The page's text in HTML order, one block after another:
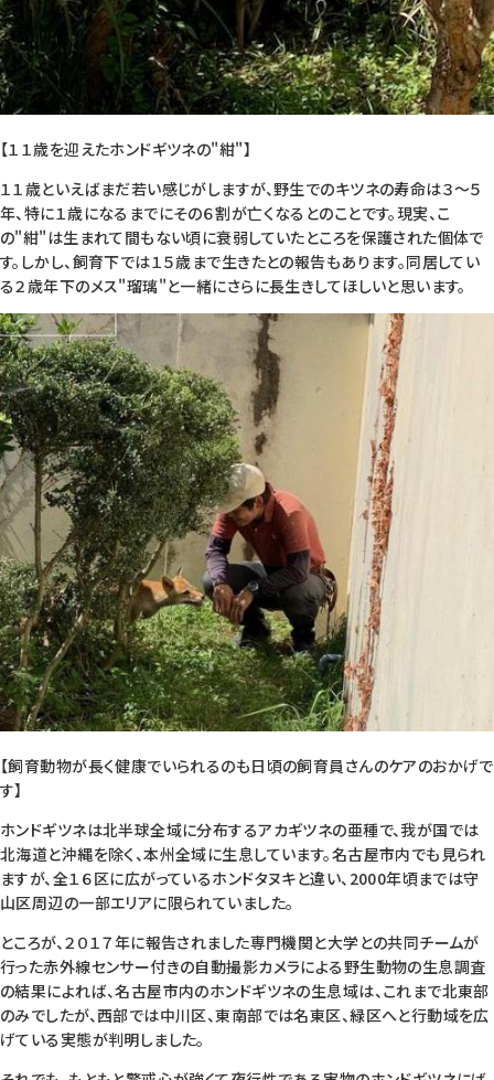
【１１歳を迎えたホンドギツネの"紺"】
１１歳といえばまだ若い感じがしますが、野生でのキツネの寿命は３～５
年、特に１歳になるまでにその６割が亡くなるとのことです。現実、こ
の"紺"は生まれて間もない頃に衰弱していたところを保護された個体で
す。しかし、飼育下では１５歳まで生きたとの報告もあります。同居してい
る２歳年下のメス"瑠璃"と一緒にさらに長生きしてほしいと思います。
【飼育動物が長く健康でいられるのも日頃の飼育員さんのケアのおかげで
す】
ホンドギツネは北半球全域に分布するアカギツネの亜種で、我が国では
北海道と沖縄を除く、本州全域に生息しています。名古屋市内でも見られ
ますが、全１６区に広がっているホンドタヌキと違い、2000年頃までは守
山区周辺の一部エリアに限られていました。
ところが、２０１７年に報告されました専門機関と大学との共同チームが
行った赤外線センサー付きの自動撮影カメラによる野生動物の生息調査
の結果によれば、名古屋市内のホンドギツネの生息域は、これまで北東部
のみでしたが、西部では中川区、東南部では名東区、緑区へと行動域を広
げている実態が判明しました。